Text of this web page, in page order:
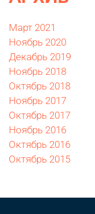
Март 2021
Ноябрь 2020
Декабрь 2019
Ноябрь 2018
Октябрь 2018
Ноябрь 2017
Октябрь 2017
Ноябрь 2016
Октябрь 2016
Октябрь 2015